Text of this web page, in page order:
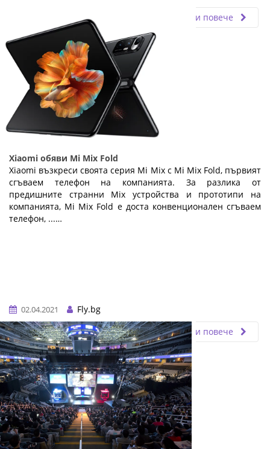
Прочети повече
Xiaomi обяви Mi Mix Fold
Xiaomi възкреси своята серия Mi Mix с Mi Mix Fold, първият
сгъваем телефон на компанията. За разлика от
предишните странни Mix устройства и прототипи на
компанията, Mi Mix Fold е доста конвенционален сгъваем
телефон, ...…
02.04.2021
Fly.bg
Прочети повече